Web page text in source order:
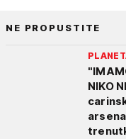
NE PROPUSTITE
NIKO